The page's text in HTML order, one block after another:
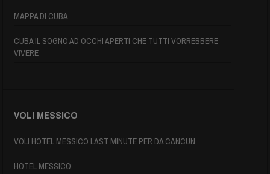
MAPPA DI CUBA
CUBA IL SOGNO AD OCCHI APERTI CHE TUTTI VORREBBERE
VIVERE
VOLI MESSICO
VOLI HOTEL MESSICO LAST MINUTE PER DA CANCUN
HOTEL MESSICO